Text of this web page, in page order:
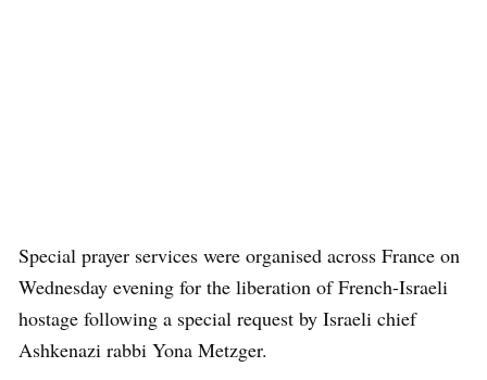
Special prayer services were organised across France on
Wednesday evening for the liberation of French-Israeli
hostage following a special request by Israeli chief
Ashkenazi rabbi Yona Metzger.